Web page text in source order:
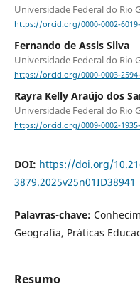
Universidade Federal do Rio
https://orcid.org/0000-0002-
Fernando de Assis Silva
Universidade Federal do Rio
https://orcid.org/0000-0003-
Rayra Kelly Araújo dos
Universidade Federal do Rio
https://orcid.org/0009-0002-
DOI: https://doi.org/
3879.2025v25n01ID38941
Palavras-chave:
Geografia, Práticas
Resumo